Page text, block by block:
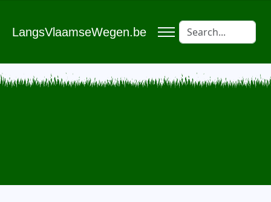
LangsVlaamseWegen.be